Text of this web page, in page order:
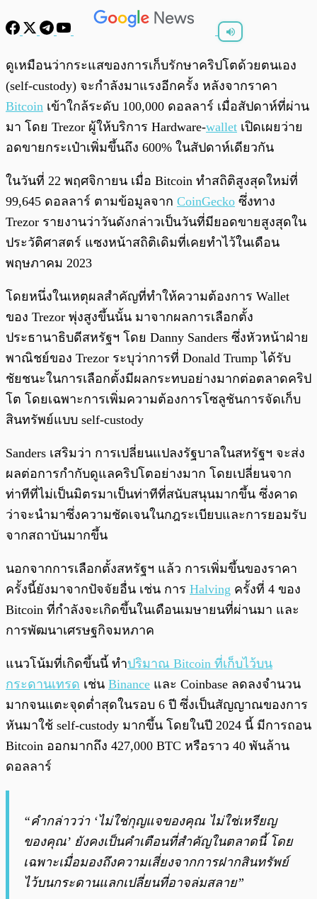
พร้อมเล่น 0:00
ดูเหมือนว่ากระแสของการเก็บรักษาคริปโตด้วยตนเอง
(self-custody) จะกำลังมาแรงอีกครั้ง หลังจากราคา
Bitcoin เข้าใกล้ระดับ 100,000 ดอลลาร์ เมื่อสัปดาห์ที่ผ่าน
มา โดย Trezor ผู้ให้บริการ Hardware-wallet เปิดเผยว่าย
อดขายกระเป๋าเพิ่มขึ้นถึง 600% ในสัปดาห์เดียวกัน
ในวันที่ 22 พฤศจิกายน เมื่อ Bitcoin ทำสถิติสูงสุดใหม่ที่
99,645 ดอลลาร์ ตามข้อมูลจาก CoinGecko ซึ่งทาง
Trezor รายงานว่าวันดังกล่าวเป็นวันที่มียอดขายสูงสุดใน
ประวัติศาสตร์ แซงหน้าสถิติเดิมที่เคยทำไว้ในเดือน
พฤษภาคม 2023
โดยหนึ่งในเหตุผลสำคัญที่ทำให้ความต้องการ Wallet
ของ Trezor พุ่งสูงขึ้นนั้น มาจากผลการเลือกตั้ง
ประธานาธิบดีสหรัฐฯ โดย Danny Sanders ซึ่งหัวหน้าฝ่าย
พาณิชย์ของ Trezor ระบุว่าการที่ Donald Trump ได้รับ
ชัยชนะในการเลือกตั้งมีผลกระทบอย่างมากต่อตลาดคริป
โต โดยเฉพาะการเพิ่มความต้องการโซลูชันการจัดเก็บ
สินทรัพย์แบบ self-custody
Sanders เสริมว่า การเปลี่ยนแปลงรัฐบาลในสหรัฐฯ จะส่ง
ผลต่อการกำกับดูแลคริปโตอย่างมาก โดยเปลี่ยนจาก
ท่าทีที่ไม่เป็นมิตรมาเป็นท่าทีที่สนับสนุนมากขึ้น ซึ่งคาด
ว่าจะนำมาซึ่งความชัดเจนในกฎระเบียบและการยอมรับ
จากสถาบันมากขึ้น
นอกจากการเลือกตั้งสหรัฐฯ แล้ว การเพิ่มขึ้นของราคา
ครั้งนี้ยังมาจากปัจจัยอื่น เช่น การ Halving ครั้งที่ 4 ของ
Bitcoin ที่กำลังจะเกิดขึ้นในเดือนเมษายนที่ผ่านมา และ
การพัฒนาเศรษฐกิจมหภาค
แนวโน้มที่เกิดขึ้นนี้ ทำปริมาณ Bitcoin ที่เก็บไว้บน
กระดานเทรด เช่น Binance และ Coinbase ลดลงจำนวน
มากจนแตะจุดต่ำสุดในรอบ 6 ปี ซึ่งเป็นสัญญาณของการ
หันมาใช้ self-custody มากขึ้น โดยในปี 2024 นี้ มีการถอน
Bitcoin ออกมากถึง 427,000 BTC หรือราว 40 พันล้าน
ดอลลาร์
“คำกล่าวว่า ‘ไม่ใช่กุญแจของคุณ ไม่ใช่เหรียญ
ของคุณ’ ยังคงเป็นคำเตือนที่สำคัญในตลาดนี้ โดย
เฉพาะเมื่อมองถึงความเสี่ยงจากการฝากสินทรัพย์
ไว้บนกระดานแลกเปลี่ยนที่อาจล่มสลาย”